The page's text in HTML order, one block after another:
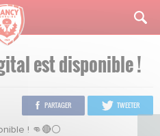
est disponible !
PARTAGER TWEETER
! 👊 🔴⚪️